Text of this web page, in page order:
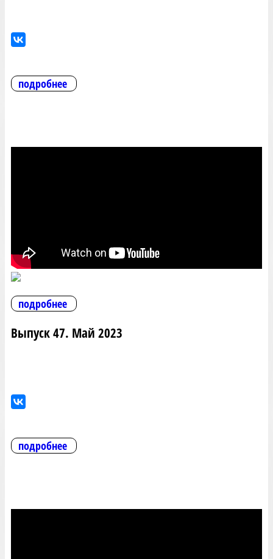
подробнее
подробнее
Выпуск 47. Май 2023
подробнее